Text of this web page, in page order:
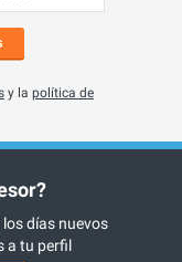
y la política de
días nuevos
a tu perfil